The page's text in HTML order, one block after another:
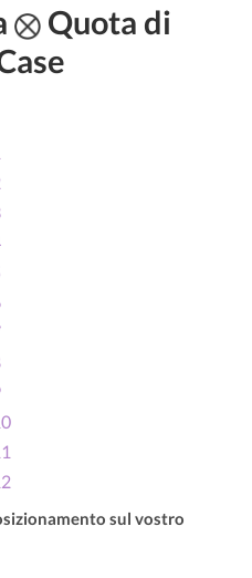
Quota di
sul vostro